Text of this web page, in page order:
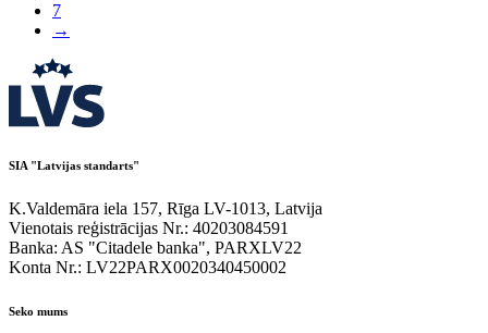
7
→
SIA "Latvijas standarts"
K.Valdemāra iela 157, Rīga LV-1013, Latvija
Vienotais reģistrācijas Nr.: 40203084591
Banka: AS "Citadele banka", PARXLV22
Konta Nr.: LV22PARX0020340450002
Seko mums